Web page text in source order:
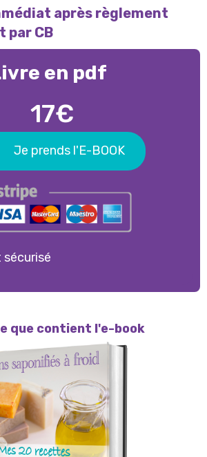
après règlement
par CB
en pdf
17€
Je prends l'E-BOOK
sécurisé
que contient l'e-book